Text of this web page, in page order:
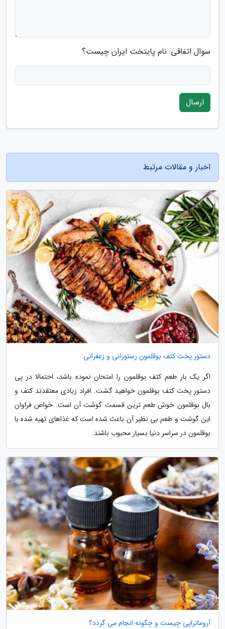
سوال اتفاقی: نام پایتخت ایران چیست؟
ارسال
اخبار و مقالات مرتبط
دستور پخت کتف بوقلمون رستورانی و زعفرانی
اگر یک بار طعم کتف بوقلمون را امتحان نموده باشد، احتمالا در پی
دستور پخت کتف بوقلمون خواهید گشت. افراد زیادی معتقدند کتف و
بال بوقلمون خوش طعم ترین قسمت گوشت آن است. خواص فراوان
این گوشت و طعم بی نظیر آن باعث شده است که غذاهای تهیه شده با
بوقلمون در سراسر دنیا بسیار محبوب باشند.
آروماتراپی چیست و چگونه انجام می گردد؟